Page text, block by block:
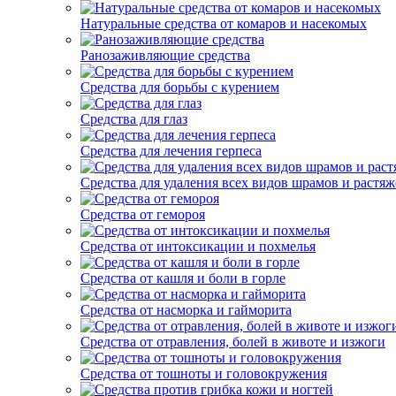
Натуральные средства от комаров и насекомых
Ранозаживляющие средства
Средства для борьбы с курением
Средства для глаз
Средства для лечения герпеса
Средства для удаления всех видов шрамов и
Средства от гемороя
Средства от интоксикации и похмелья
Средства от кашля и боли в горле
Средства от насморка и гайморита
Средства от отравления, болей в животе и изжоги
Средства от тошноты и головокружения